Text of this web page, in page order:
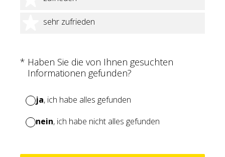
sehr zufrieden
5 Sterne
* Haben Sie die von Ihnen gesuchten
Informationen gefunden?
(Erforderlich.)
ja, ich habe alles gefunden
nein, ich habe nicht alles gefunden